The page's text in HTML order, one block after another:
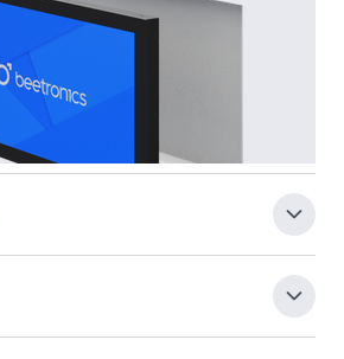
tilpasset til planmontering og kræver